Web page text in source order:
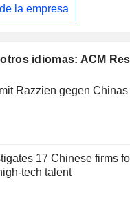
idiomas: ACM
Razzien gegen Chinas
17 Chinese firms
tech talent
la empresa